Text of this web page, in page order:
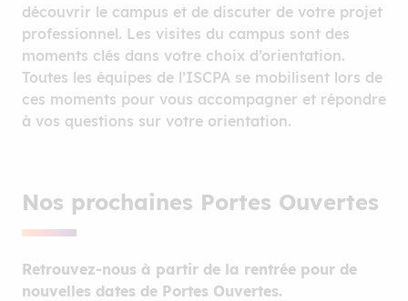
découvrir le campus et de discuter de votre projet
professionnel. Les visites du campus sont des
moments clés dans votre choix d’orientation.
Toutes les équipes de l’ISCPA se mobilisent lors de
ces moments pour vous accompagner et répondre
à vos questions sur votre orientation.
Nos prochaines Portes Ouvertes
Retrouvez-nous à partir de la rentrée pour de
nouvelles dates de Portes Ouvertes.